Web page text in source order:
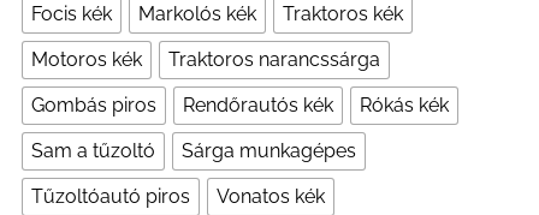
Focis kék
Markolós kék
Traktoros kék
Motoros kék
Traktoros narancssárga
Gombás piros
Rendőrautós kék
Rókás kék
Sam a tűzoltó
Sárga munkagépes
Tűzoltóautó piros
Vonatos kék